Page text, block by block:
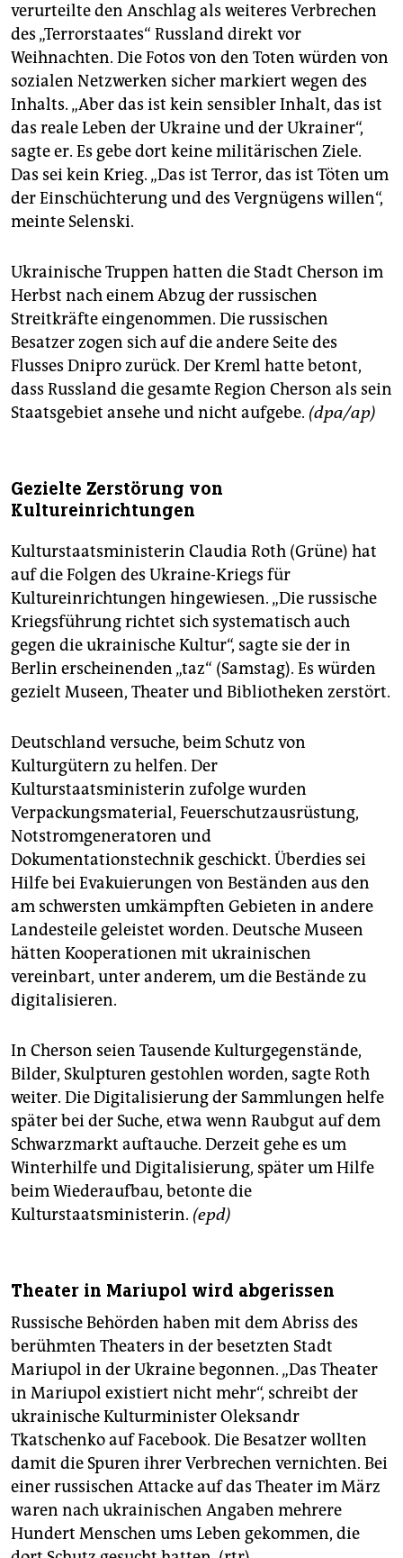
verurteilte den Anschlag als weiteres Verbrechen
des „Terrorstaates“ Russland direkt vor
Weihnachten. Die Fotos von den Toten würden von
sozialen Netzwerken sicher markiert wegen des
Inhalts. „Aber das ist kein sensibler Inhalt, das ist
das reale Leben der Ukraine und der Ukrainer“,
sagte er. Es gebe dort keine militärischen Ziele.
Das sei kein Krieg. „Das ist Terror, das ist Töten um
der Einschüchterung und des Vergnügens willen“,
meinte Selenski.
Ukrainische Truppen hatten die Stadt Cherson im
Herbst nach einem Abzug der russischen
Streitkräfte eingenommen. Die russischen
Besatzer zogen sich auf die andere Seite des
Flusses Dnipro zurück. Der Kreml hatte betont,
dass Russland die gesamte Region Cherson als sein
Staatsgebiet ansehe und nicht aufgebe. (dpa/ap)
Gezielte Zerstörung von
Kultureinrichtungen
Kulturstaatsministerin Claudia Roth (Grüne) hat
auf die Folgen des Ukraine-Kriegs für
Kultureinrichtungen hingewiesen. „Die russische
Kriegsführung richtet sich systematisch auch
gegen die ukrainische Kultur“, sagte sie der in
Berlin erscheinenden „taz“ (Samstag). Es würden
gezielt Museen, Theater und Bibliotheken zerstört.
Deutschland versuche, beim Schutz von
Kulturgütern zu helfen. Der
Kulturstaatsministerin zufolge wurden
Verpackungsmaterial, Feuerschutzausrüstung,
Notstromgeneratoren und
Dokumentationstechnik geschickt. Überdies sei
Hilfe bei Evakuierungen von Beständen aus den
am schwersten umkämpften Gebieten in andere
Landesteile geleistet worden. Deutsche Museen
hätten Kooperationen mit ukrainischen
vereinbart, unter anderem, um die Bestände zu
digitalisieren.
In Cherson seien Tausende Kulturgegenstände,
Bilder, Skulpturen gestohlen worden, sagte Roth
weiter. Die Digitalisierung der Sammlungen helfe
später bei der Suche, etwa wenn Raubgut auf dem
Schwarzmarkt auftauche. Derzeit gehe es um
Winterhilfe und Digitalisierung, später um Hilfe
beim Wiederaufbau, betonte die
Kulturstaatsministerin. (epd)
Theater in Mariupol wird abgerissen
Russische Behörden haben mit dem Abriss des
berühmten Theaters in der besetzten Stadt
Mariupol in der Ukraine begonnen. „Das Theater
in Mariupol existiert nicht mehr“, schreibt der
ukrainische Kulturminister Oleksandr
Tkatschenko auf Facebook. Die Besatzer wollten
damit die Spuren ihrer Verbrechen vernichten. Bei
einer russischen Attacke auf das Theater im März
waren nach ukrainischen Angaben mehrere
Hundert Menschen ums Leben gekommen, die